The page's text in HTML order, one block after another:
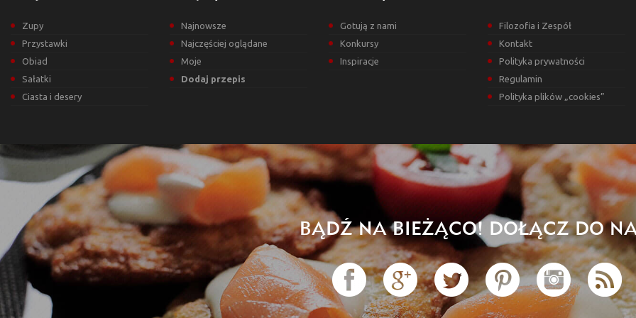
Zupy
Przystawki
Obiad
Sałatki
Ciasta i desery
Najnowsze
Najczęściej oglądane
Moje
Dodaj przepis
Gotują z nami
Konkursy
Inspiracje
Filozofia i Zespół
Kontakt
Polityka prywatności
Regulamin
Polityka plików „cookies”
BĄDŹ NA BIEŻĄCO! DOŁĄCZ DO